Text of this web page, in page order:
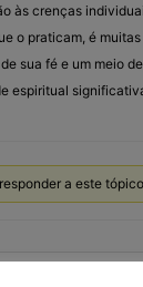
às crenças
o praticam, é
sua fé e um meio
espiritual
a este